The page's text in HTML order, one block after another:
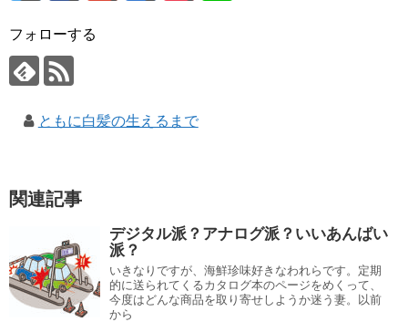
フォローする
ともに白髪の生えるまで
関連記事
デジタル派？アナログ派？いいあんばい
派？
いきなりですが、海鮮珍味好きなわれらです。定期
的に送られてくるカタログ本のページをめくって、
今度はどんな商品を取り寄せしようか迷う妻。以前
から